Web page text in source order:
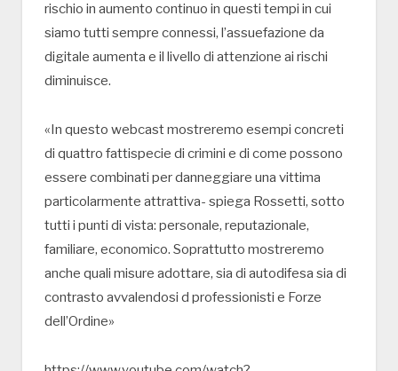
rischio in aumento continuo in questi tempi in cui
siamo tutti sempre connessi, l’assuefazione da
digitale aumenta e il livello di attenzione ai rischi
diminuisce.
«In questo webcast mostreremo esempi concreti
di quattro fattispecie di crimini e di come possono
essere combinati per danneggiare una vittima
particolarmente attrattiva- spiega Rossetti, sotto
tutti i punti di vista: personale, reputazionale,
familiare, economico. Soprattutto mostreremo
anche quali misure adottare, sia di autodifesa sia di
contrasto avvalendosi d professionisti e Forze
dell’Ordine»